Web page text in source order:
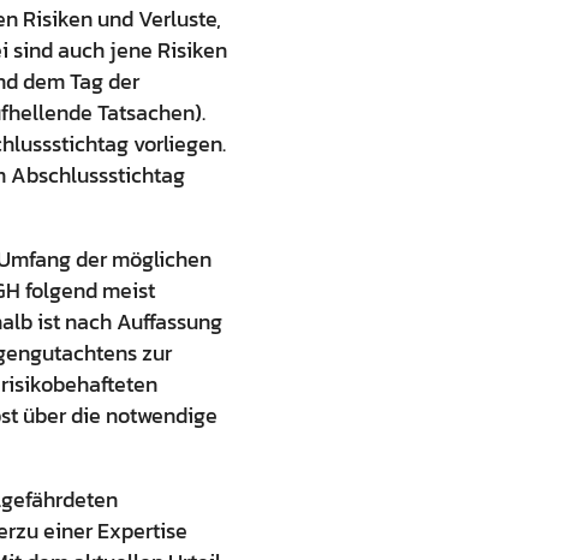
Risiken und Verluste,
sind auch jene Risiken
dem Tag der
Tatsachen).
vorliegen.
Abschlussstichtag
der möglichen
folgend meist
ist nach Auffassung
zur
über die notwendige
einer Expertise